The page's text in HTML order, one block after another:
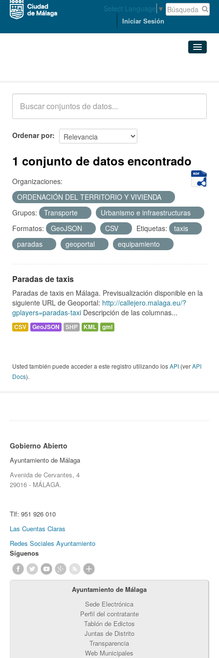
Select Language ▼
Iniciar Sesión
Acerca de
Ordenar por
1 conjunto de datos encontrado
Organizaciones:
ORDENACIÓN DEL TERRITORIO Y VIVIENDA
Grupos:
Transporte
Urbanismo e infraestructuras
Formatos:
GeoJSON CSV Etiquetas:
taxis
paradas
geoportal equipamiento
Paradas de taxis
Paradas de taxis en Málaga. Previsualización disponible en la
siguiente URL de Geoportal: http://callejero.malaga.eu/?
gplayers=paradas-taxi Descripción de las columnas...
CSV GeoJSON SHP KML gml
Usted también puede acceder a este registro utilizando losAPI (verAPI
Docs).
Gobierno Abierto
Ayuntamiento de Málaga
Avenida de Cervantes, 4
29016 - MÁLAGA.
Tlf: 951 926 010
Las Cuentas Claras
Redes Sociales Ayuntamiento
Síguenos
Ayuntamiento de Málaga
Sede Electrónica
Perfil del contratante
Tablón de Edictos
Juntas de Distrito
Transparencia
Web Municipales